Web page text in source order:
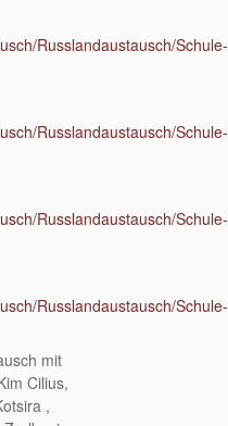
Russlandaustausch/Schule-
Russlandaustausch/Schule-
Russlandaustausch/Schule-
Russlandaustausch/Schule-
mit
Cilius,
,